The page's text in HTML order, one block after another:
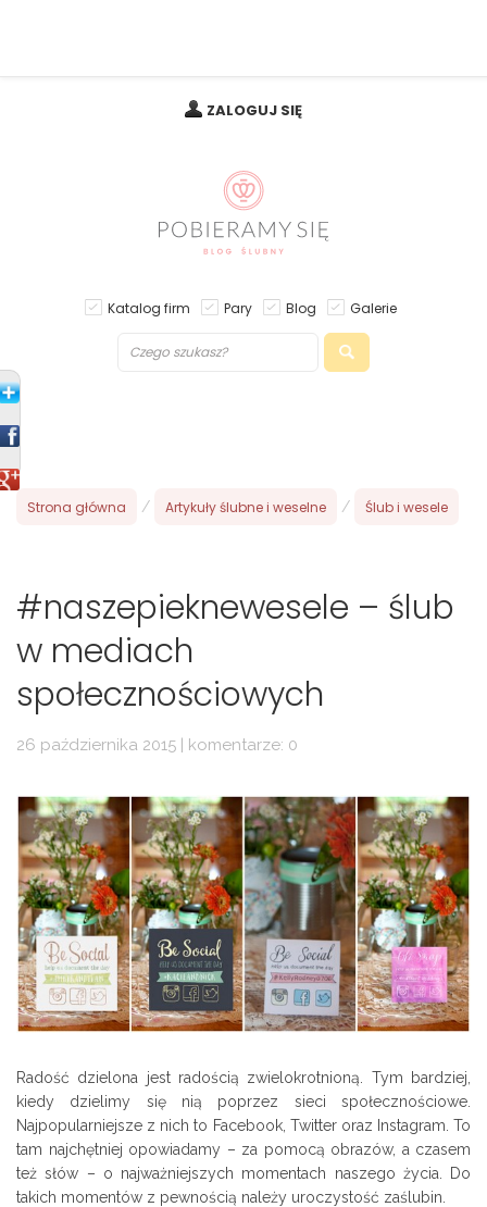
ZALOGUJ SIĘ
Katalog firm Pary Blog Galerie
Strona główna / Artykuły ślubne i weselne / Ślub i wesele
#naszepieknewesele – ślub
w mediach
społecznościowych
26 października 2015 | komentarze: 0
Radość dzielona jest radością zwielokrotnioną. Tym bardziej,
kiedy dzielimy się nią poprzez sieci społecznościowe.
Najpopularniejsze z nich to Facebook, Twitter oraz Instagram. To
tam najchętniej opowiadamy – za pomocą obrazów, a czasem
też słów – o najważniejszych momentach naszego życia. Do
takich momentów z pewnością należy uroczystość zaślubin.